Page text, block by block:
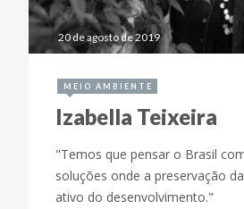
20 de agosto de 2019
MEIO AMBIENTE
Izabella Teixeira
"Temos que pensar o Brasil
soluções onde a preservação
ativo do desenvolvimento."